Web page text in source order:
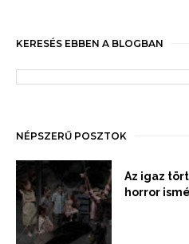
KERESÉS EBBEN A BLOGBAN
NÉPSZERŰ POSZTOK
Az igaz
horror